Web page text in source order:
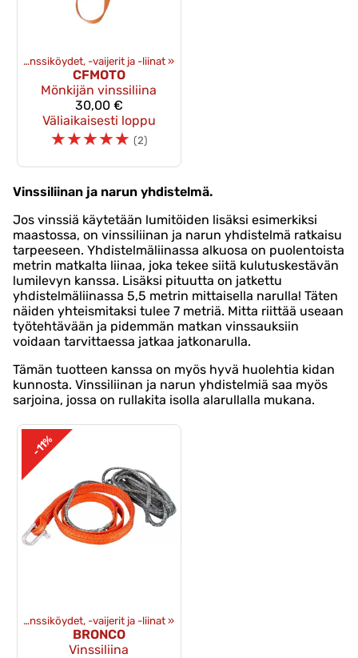
Vinssiköydet, -vaijerit ja -liinat ‪»
CFMOTO
Mönkijän vinssiliina
30,00 €
Väliaikaisesti loppu
☆☆☆☆☆ (2)
Vinssiliinan ja narun yhdistelmä.
Jos vinssiä käytetään lumitöiden lisäksi esimerkiksi
maastossa, on vinssiliinan ja narun yhdistelmä ratkaisu
tarpeeseen. Yhdistelmäliinassa alkuosa on puolentoista
metrin matkalta liinaa, joka tekee siitä kulutuskestävän
lumilevyn kanssa. Lisäksi pituutta on jatkettu
yhdistelmäliinassa 5,5 metrin mittaisella narulla! Täten
näiden yhteismitaksi tulee 7 metriä. Mitta riittää useaan
työtehtävään ja pidemmän matkan vinssauksiin
voidaan tarvittaessa jatkaa jatkonarulla.
Tämän tuotteen kanssa on myös hyvä huolehtia kidan
kunnosta. Vinssiliinan ja narun yhdistelmiä saa myös
sarjoina, jossa on rullakita isolla alarullalla mukana.
-11%
Vinssiköydet, -vaijerit ja -liinat ‪»
BRONCO
Vinssiliina